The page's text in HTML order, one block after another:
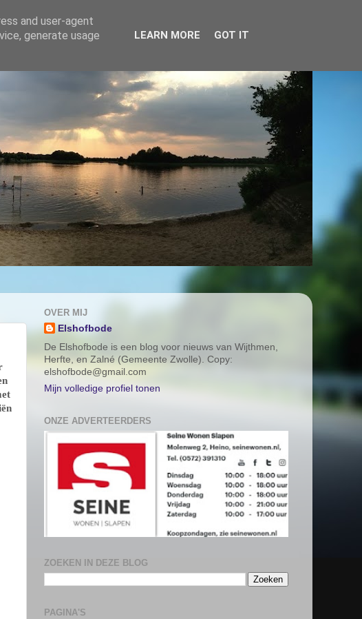
OVER MIJ
Elshofbode
De Elshofbode is een blog voor nieuws van Wijthmen,
Herfte, en Zalné (Gemeente Zwolle). Copy:
elshofbode@gmail.com
Mijn volledige profiel tonen
ONZE ADVERTEERDERS
ZOEKEN IN DEZE BLOG
PAGINA'S
and user-agent
generate usage
LEARN MORE GOT IT